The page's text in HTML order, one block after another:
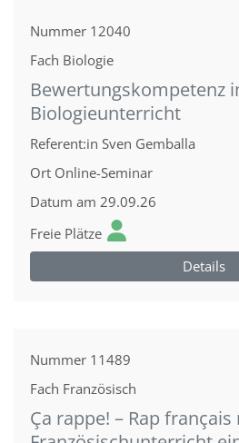
Nummer 12040
Fach Biologie
Bewertungskompetenz
Biologieunterricht
Referent:in Sven Gemballa
Ort Online-Seminar
Datum am 29.09.26
Freie Plätze
Details
Nummer 11489
Fach Französisch
Ça rappe! – Rap